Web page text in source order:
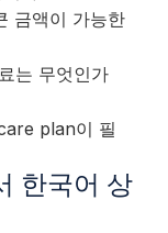
금액이 가능한
는 무엇인가
plan이 필
한국어 상